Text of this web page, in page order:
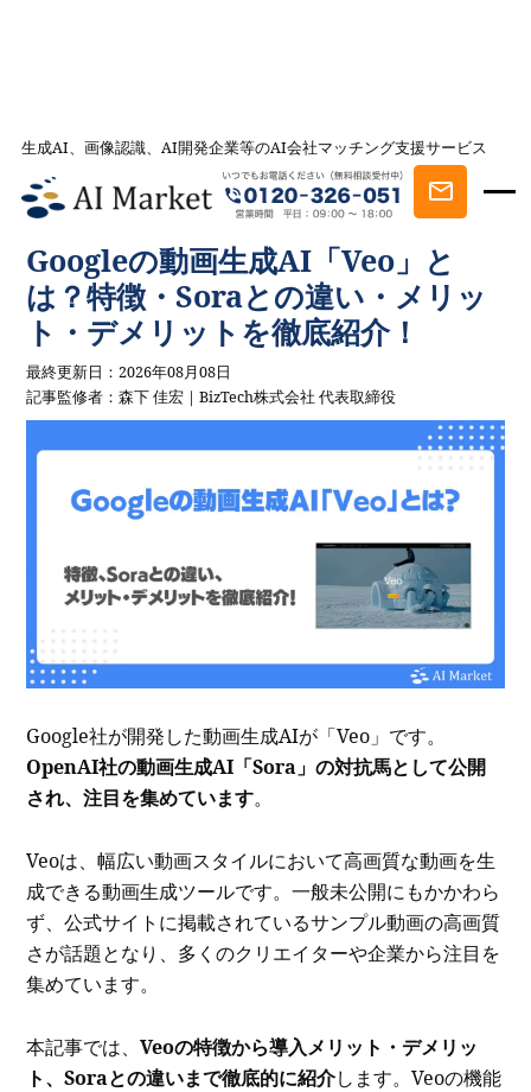
生成AI、画像認識、AI開発企業等のAI会社マッチング支援サービス
AI会社とのマッチングは AI Market
記事一覧
AIを学ぶ・知る
Googleの動画生成AI「Veo」とは？特徴・
Soraとの違い・メリット・デメリットを徹底紹介！
Googleの動画生成AI「Veo」と
は？特徴・Soraとの違い・メリッ
ト・デメリットを徹底紹介！
最終更新日：2026年08月08日
記事監修者：森下 佳宏｜BizTech株式会社 代表取締役
Google社が開発した動画生成AIが「Veo」です。
OpenAI社の動画生成AI「Sora」の対抗馬として公開
され、注目を集めています。
Veoは、幅広い動画スタイルにおいて高画質な動画を生
成できる動画生成ツールです。一般未公開にもかかわら
ず、公式サイトに掲載されているサンプル動画の高画質
さが話題となり、多くのクリエイターや企業から注目を
集めています。
本記事では、Veoの特徴から導入メリット・デメリッ
ト、Soraとの違いまで徹底的に紹介します。Veoの機能